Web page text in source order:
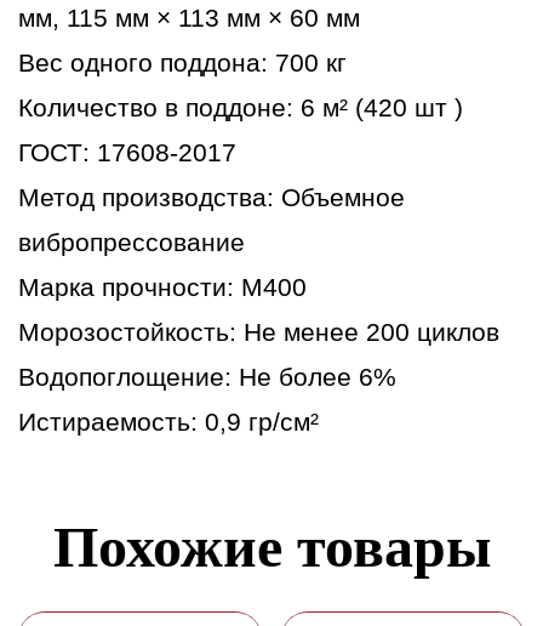
мм, 115 мм × 113 мм × 60 мм
Вес одного поддона: 700 кг
Количество в поддоне: 6 м² (420 шт )
ГОСТ: 17608-2017
Метод производства: Объемное
вибропрессование
Марка прочности: М400
Морозостойкость: Не менее 200 циклов
Водопоглощение: Не более 6%
Истираемость: 0,9 гр/см²
Похожие товары